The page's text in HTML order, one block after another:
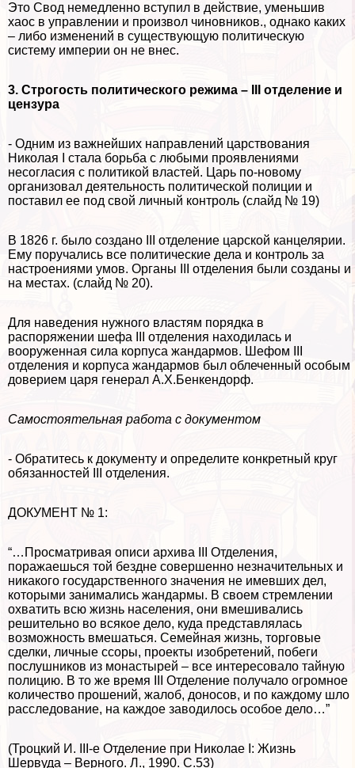
Это Свод немедленно вступил в действие, уменьшив
хаос в управлении и произвол чиновников., однако каких
– либо изменений в существующую политическую
систему империи он не внес.
3. Строгость политического режима – III отделение и
цензура
- Одним из важнейших направлений царствования
Николая I стала борьба с любыми проявлениями
несогласия с политикой властей. Царь по-новому
организовал деятельность политической полиции и
поставил ее под свой личный контроль (слайд № 19)
В 1826 г. было создано III отделение царской канцелярии.
Ему поручались все политические дела и контроль за
настроениями умов. Органы III отделения были созданы и
на местах. (слайд № 20).
Для наведения нужного властям порядка в
распоряжении шефа III отделения находилась и
вооруженная сила корпуса жандармов. Шефом III
отделения и корпуса жандармов был облеченный особым
доверием царя генерал А.Х.Бенкендорф.
Самостоятельная работа с документом
- Обратитесь к документу и определите конкретный круг
обязанностей III отделения.
ДОКУМЕНТ № 1:
“…Просматривая описи архива III Отделения,
поражаешься той бездне совершенно незначительных и
никакого государственного значения не имевших дел,
которыми занимались жандармы. В своем стремлении
охватить всю жизнь населения, они вмешивались
решительно во всякое дело, куда представлялась
возможность вмешаться. Семейная жизнь, торговые
сделки, личные ссоры, проекты изобретений, побеги
послушников из монастырей – все интересовало тайную
полицию. В то же время III Отделение получало огромное
количество прошений, жалоб, доносов, и по каждому шло
расследование, на каждое заводилось особое дело…”
(Троцкий И. III-е Отделение при Николае I: Жизнь
Шервуда – Верного. Л., 1990. С.53)